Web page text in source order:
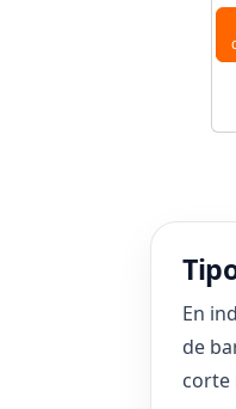
En
de
corte